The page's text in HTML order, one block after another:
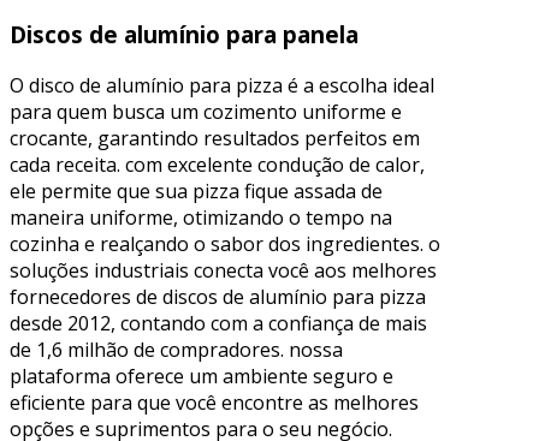
Discos de alumínio para panela
O disco de alumínio para pizza é a escolha ideal
para quem busca um cozimento uniforme e
crocante, garantindo resultados perfeitos em
cada receita. com excelente condução de calor,
ele permite que sua pizza fique assada de
maneira uniforme, otimizando o tempo na
cozinha e realçando o sabor dos ingredientes. o
soluções industriais conecta você aos melhores
fornecedores de discos de alumínio para pizza
desde 2012, contando com a confiança de mais
de 1,6 milhão de compradores. nossa
plataforma oferece um ambiente seguro e
eficiente para que você encontre as melhores
opções e suprimentos para o seu negócio.